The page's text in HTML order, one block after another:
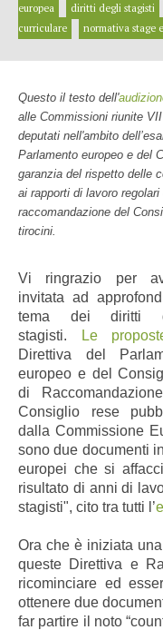
europea
diritti degli stagisti
curriculare
normativa stage
Questo il testo dell'
alle Commissioni riunite
deputati nell'ambito
Parlamento europeo e del
garanzia del rispetto delle
ai rapporti di lavoro
raccomandazione del
tirocini.
Vi ringrazio per
invitata ad
tema dei diritti
stagisti.
Le
Direttiva del
europeo e del
di
Consiglio rese
dalla Commissione
sono due documenti
europei che si
risultato di anni di
stagisti", cito tra tutti l’
Ora che è iniziata
queste Direttiva e
ricominciare ed
ottenere due
far partire il noto